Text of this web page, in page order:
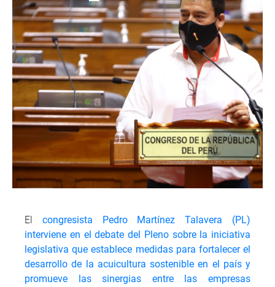
El congresista Pedro Martínez Talavera (PL)
interviene en el debate del Pleno sobre la iniciativa
legislativa que establece medidas para fortalecer el
desarrollo de la acuicultura sostenible en el país y
promueve las sinergias entre las empresas